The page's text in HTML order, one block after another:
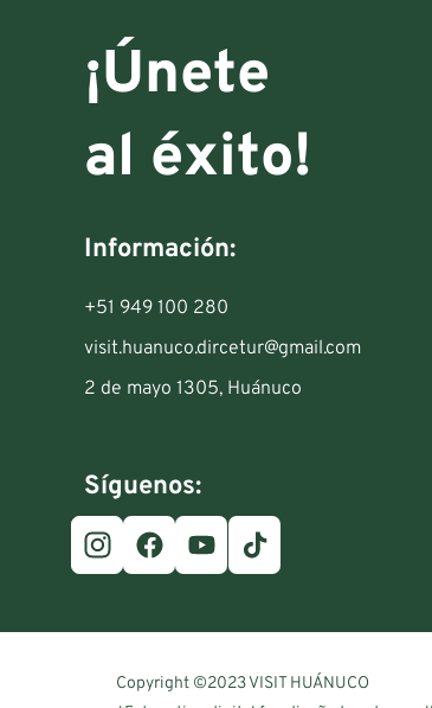
¡Únete
al éxito!
Información:
+51 949 100 280
visit.huanuco.dircetur@gmail.com
2 de mayo 1305, Huánuco
Síguenos:
Copyright ©2023 VISIT HUÁNUCO